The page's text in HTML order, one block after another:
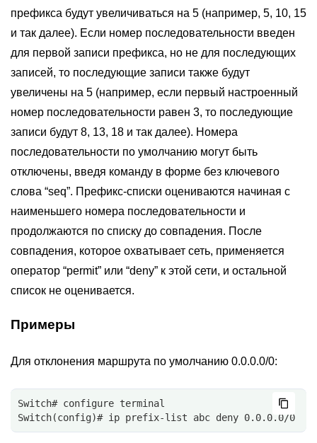
префикса будут увеличиваться на 5 (например, 5, 10, 15
и так далее). Если номер последовательности введен
для первой записи префикса, но не для последующих
записей, то последующие записи также будут
увеличены на 5 (например, если первый настроенный
номер последовательности равен 3, то последующие
записи будут 8, 13, 18 и так далее). Номера
последовательности по умолчанию могут быть
отключены, введя команду в форме без ключевого
слова “seq”. Префикс-списки оцениваются начиная с
наименьшего номера последовательности и
продолжаются по списку до совпадения. После
совпадения, которое охватывает сеть, применяется
оператор “permit” или “deny” к этой сети, и остальной
список не оценивается.
Примеры
Для отклонения маршрута по умолчанию 0.0.0.0/0:
Switch# configure terminal
Switch(config)# ip prefix-list abc deny 0.0.0.0/0